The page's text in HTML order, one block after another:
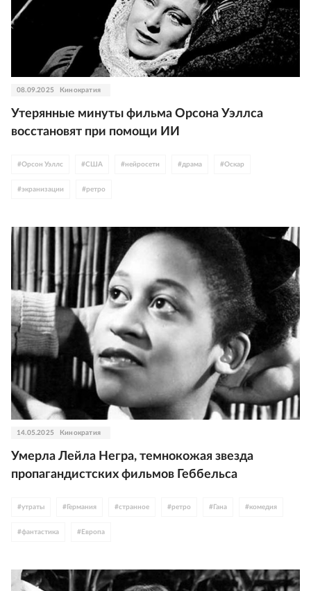
08.09.2025 Кинократия
Утерянные минуты фильма Орсона Уэллса
восстановят при помощи ИИ
#Орсон Уэллс #США #нейросети #драма #Оскар
#экранизации #ретро
14.05.2025 Кинократия
Умерла Лейла Негра, темнокожая звезда
пропагандистских фильмов Геббельса
#утраты # Германия #странное #ретро # Гана #комедия
#фантастика # Европа